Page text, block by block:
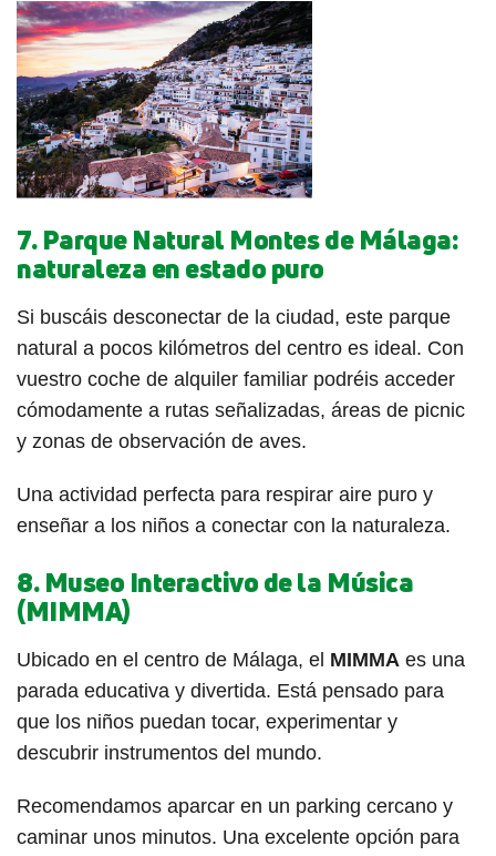
7. Parque Natural Montes de Málaga:
naturaleza en estado puro
Si buscáis desconectar de la ciudad, este parque
natural a pocos kilómetros del centro es ideal. Con
vuestro coche de alquiler familiar podréis acceder
cómodamente a rutas señalizadas, áreas de picnic
y zonas de observación de aves.
Una actividad perfecta para respirar aire puro y
enseñar a los niños a conectar con la naturaleza.
8. Museo Interactivo de la Música
(MIMMA)
Ubicado en el centro de Málaga, el MIMMA es una
parada educativa y divertida. Está pensado para
que los niños puedan tocar, experimentar y
descubrir instrumentos del mundo.
Recomendamos aparcar en un parking cercano y
caminar unos minutos. Una excelente opción para